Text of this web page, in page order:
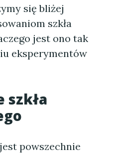
się bliżej
szkła
jest ono tak
eksperymentów
szkła
powszechnie